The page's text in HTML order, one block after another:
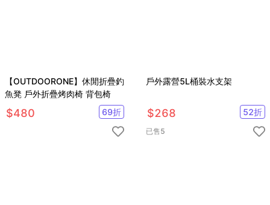
【OUTDOORONE】休閒折疊釣
魚凳 戶外折疊烤肉椅 背包椅
$480 69折
戶外露營5L桶裝水支架
$268 52折
已售5